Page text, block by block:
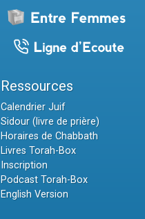
Ressources
Calendrier Juif
Sidour (livre de prière)
Horaires de Chabbath
Livres Torah-Box
Inscription
Podcast Torah-Box
English Version